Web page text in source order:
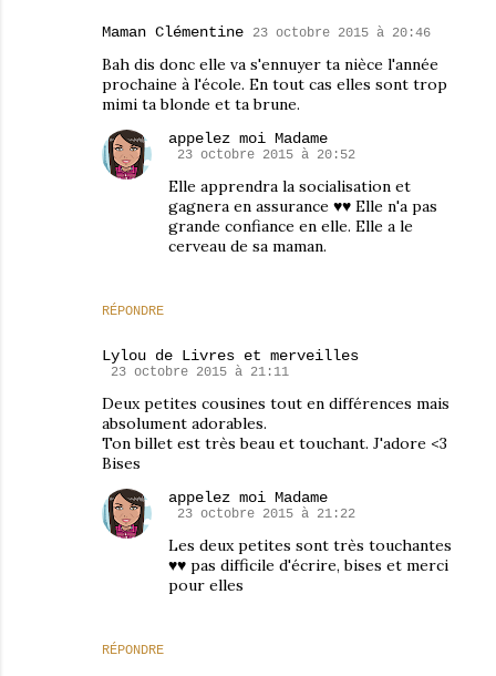
Maman Clémentine 23 octobre 2015 à 20:46
Bah dis donc elle va s'ennuyer ta nièce l'année
prochaine à l'école. En tout cas elles sont trop
mimi ta blonde et ta brune.
RÉPONDRE
appelez moi Madame
23 octobre 2015 à 20:52
Elle apprendra la socialisation et
gagnera en assurance ♥♥ Elle n'a pas
grande confiance en elle. Elle a le
cerveau de sa maman.
Lylou de Livres et merveilles
23 octobre 2015 à 21:11
Deux petites cousines tout en différences mais
absolument adorables.
Ton billet est très beau et touchant. J'adore <3
Bises
RÉPONDRE
appelez moi Madame
23 octobre 2015 à 21:22
Les deux petites sont très touchantes
♥♥ pas difficile d'écrire, bises et merci
pour elles